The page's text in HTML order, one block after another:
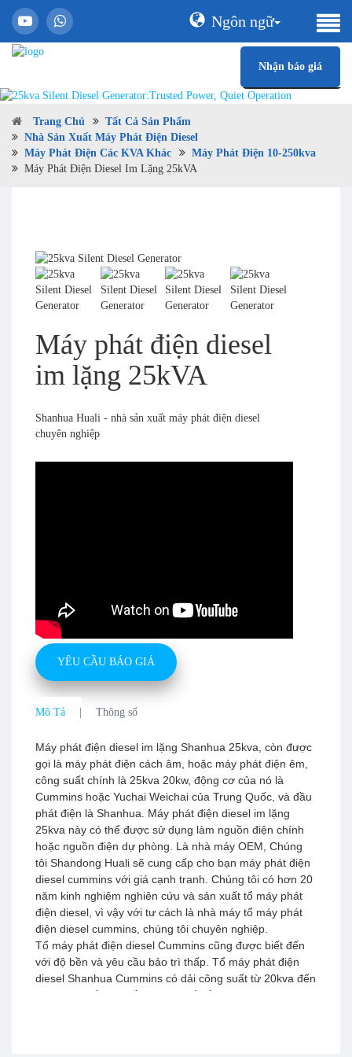
Ngôn ngữ
Nhận báo giá
Trang Chủ
Tất Cả Sản Phẩm
Nhà Sản Xuất Máy Phát Điện Diesel
Máy Phát Điện Các KVA Khác
Máy Phát Điện 10-250kva
Máy Phát Điện Diesel Im Lặng 25kVA
Máy phát điện diesel
im lặng 25kVA
Shanhua Huali - nhà sản xuất máy phát điện diesel
chuyên nghiệp
YÊU CẦU BÁO GIÁ
Mô Tả Thông số
Máy phát điện diesel im lặng Shanhua 25kva, còn được
gọi là máy phát điện cách âm, hoặc máy phát điện êm,
công suất chính là 25kva 20kw, động cơ của nó là
Cummins hoặc Yuchai Weichai của Trung Quốc, và đầu
phát điện là Shanhua. Máy phát điện diesel im lặng
25kva này có thể được sử dụng làm nguồn điện chính
hoặc nguồn điện dự phòng. Là nhà máy OEM, Chúng
tôi Shandong Huali sẽ cung cấp cho bạn máy phát điện
diesel cummins với giá cạnh tranh. Chúng tôi có hơn 20
năm kinh nghiệm nghiên cứu và sản xuất tổ máy phát
điện diesel, vì vậy với tư cách là nhà máy tổ máy phát
điện diesel cummins, chúng tôi chuyên nghiệp.
Tổ máy phát điện diesel Cummins cũng được biết đến
với độ bền và yêu cầu bảo trì thấp. Tổ máy phát điện
diesel Shanhua Cummins có dải công suất từ 20kva đến
2000kva. Nếu bạn cần công suất đầu ra lớn hơn, chúng